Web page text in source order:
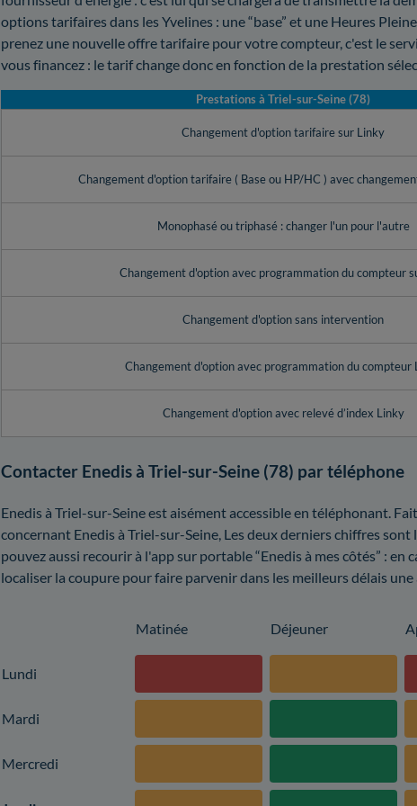
options tarifaires dans les Yvelines : une “base” et une Heures
prenez une nouvelle offre tarifaire pour votre compteur, c'est le
vous financez : le tarif change donc en fonction de la prestation
Prestations à Triel-sur-Seine (78)
Changement d'option tarifaire sur Linky
Changement d'option tarifaire ( Base ou HP/HC ) avec
Monophasé ou triphasé : changer l'un pour l'autre
Changement d'option avec programmation du compteur
Changement d'option sans intervention
Changement d'option avec programmation du compteur
Changement d'option avec relevé d’index Linky
Contacter Enedis à Triel-sur-Seine (78) par téléphone
Enedis à Triel-sur-Seine est aisément accessible en téléphonant.
concernant Enedis à Triel-sur-Seine, Les deux derniers chiffres
pouvez aussi recourir à l'app sur portable “Enedis à mes côtés” : en
localiser la coupure pour faire parvenir dans les meilleurs délais une
Matinée Déjeuner
Lundi
Mardi
Mercredi